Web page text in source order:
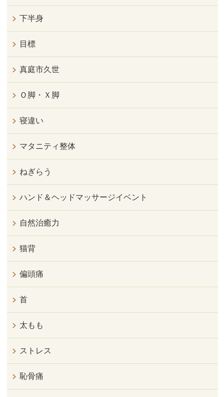
下半身
目標
真庭市久世
Ｏ脚・Ｘ脚
寝違い
マタニティ整体
ねぎらう
ハンド＆ヘッドマッサージイベント
自然治癒力
猫背
偏頭痛
首
太もも
ストレス
恥骨痛